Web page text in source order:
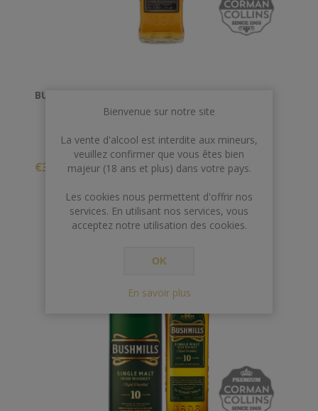
BUSHMILLS 1L 40° BLACK BUSH
€35,00
Bienvenue sur notre site
La vente d'alcool est interdite aux mineurs,
veuillez confirmer que vous êtes bien
majeur (18 ans et plus) dans votre pays.
Les cookies nous permettent d'offrir nos
services. En utilisant nos services, vous
acceptez notre utilisation des cookies.
OK
En savoir plus